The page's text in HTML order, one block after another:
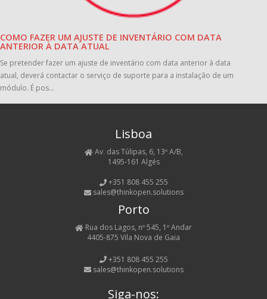
COMO FAZER UM AJUSTE DE INVENTÁRIO COM DATA
ANTERIOR À DATA ATUAL
Se pretender fazer um ajuste de inventário com data anterior à data
atual, deverá contactar o serviço de suporte para a instalação de um
módulo. É pos...
Lisboa
Av. das Túlipas, 6, 13º A/B,
1495-161 Algés
+351 808 455 255
sales@thinkopen.solutions
Porto
Rua dos Lagos, nº 545, 1º Andar
4405-875 Vila Nova de Gaia
+351 808 455 255
sales@thinkopen.solutions
Siga-nos: